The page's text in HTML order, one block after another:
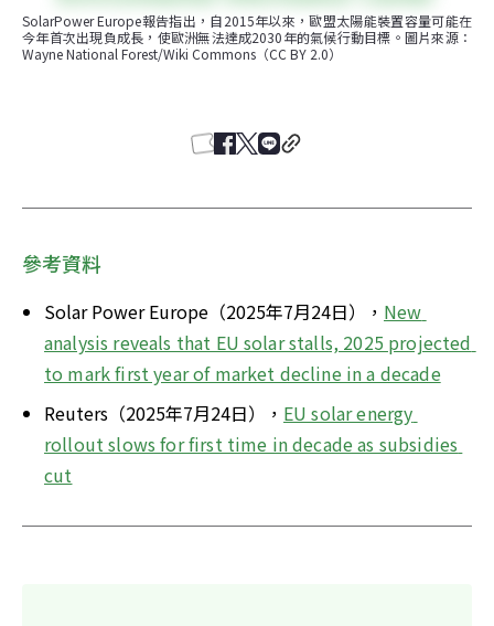
SolarPower Europe報告指出，自2015年以來，歐盟太陽能裝置容量可能在
今年首次出現負成長，使歐洲無法達成2030年的氣候行動目標。圖片來源：
Wayne National Forest/Wiki Commons（CC BY 2.0）
參考資料
Solar Power Europe（2025年7月24日）， New
analysis reveals that EU solar stalls, 2025 projected
to mark first year of market decline in a decade
Reuters（2025年7月24日）， EU solar energy
rollout slows for first time in decade as subsidies
cut